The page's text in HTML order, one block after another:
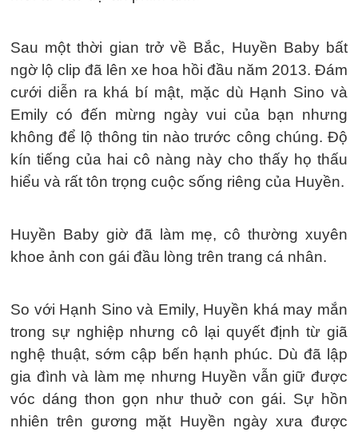
Sau một thời gian trở về Bắc, Huyền Baby bất
ngờ lộ clip đã lên xe hoa hồi đầu năm 2013. Đám
cưới diễn ra khá bí mật, mặc dù Hạnh Sino và
Emily có đến mừng ngày vui của bạn nhưng
không để lộ thông tin nào trước công chúng. Độ
kín tiếng của hai cô nàng này cho thấy họ thấu
hiểu và rất tôn trọng cuộc sống riêng của Huyền.
Huyền Baby giờ đã làm mẹ, cô thường xuyên
khoe ảnh con gái đầu lòng trên trang cá nhân.
So với Hạnh Sino và Emily, Huyền khá may mắn
trong sự nghiệp nhưng cô lại quyết định từ giã
nghệ thuật, sớm cập bến hạnh phúc. Dù đã lập
gia đình và làm mẹ nhưng Huyền vẫn giữ được
vóc dáng thon gọn như thuở con gái. Sự hồn
nhiên trên gương mặt Huyền ngày xưa được